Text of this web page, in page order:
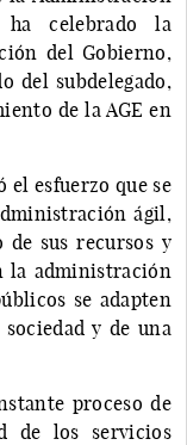
celebrado la
del Gobierno,
del subdelegado,
de la AGE en
el esfuerzo que se
ágil,
de sus recursos y
la administración
se adapten
y de una
proceso de
de los servicios